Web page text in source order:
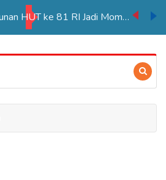
Karnaval Pembangunan HUT ke 81 RI Jadi Momentum Perkuat Persatuan di Merauke